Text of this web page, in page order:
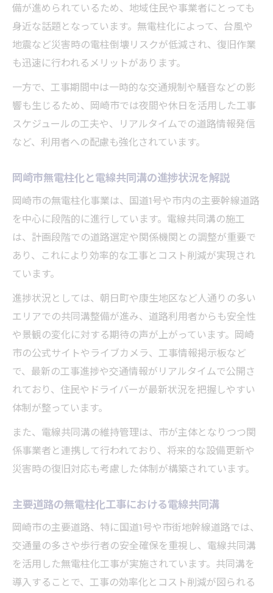
備が進められているため、地域住民や事業者にとっても
身近な話題となっています。無電柱化によって、台風や
地震など災害時の電柱倒壊リスクが低減され、復旧作業
も迅速に行われるメリットがあります。
一方で、工事期間中は一時的な交通規制や騒音などの影
響も生じるため、岡崎市では夜間や休日を活用した工事
スケジュールの工夫や、リアルタイムでの道路情報発信
など、利用者への配慮も強化されています。
岡崎市無電柱化と電線共同溝の進捗状況を解説
岡崎市の無電柱化事業は、国道1号や市内の主要幹線道路
を中心に段階的に進行しています。電線共同溝の施工
は、計画段階での道路選定や関係機関との調整が重要で
あり、これにより効率的な工事とコスト削減が実現され
ています。
進捗状況としては、朝日町や康生地区など人通りの多い
エリアでの共同溝整備が進み、道路利用者からも安全性
や景観の変化に対する期待の声が上がっています。岡崎
市の公式サイトやライブカメラ、工事情報掲示板など
で、最新の工事進捗や交通情報がリアルタイムで公開さ
れており、住民やドライバーが最新状況を把握しやすい
体制が整っています。
また、電線共同溝の維持管理は、市が主体となりつつ関
係事業者と連携して行われており、将来的な設備更新や
災害時の復旧対応も考慮した体制が構築されています。
主要道路の無電柱化工事における電線共同溝
岡崎市の主要道路、特に国道1号や市街地幹線道路では、
交通量の多さや歩行者の安全確保を重視し、電線共同溝
を活用した無電柱化工事が実施されています。共同溝を
導入することで、工事の効率化とコスト削減が図られる